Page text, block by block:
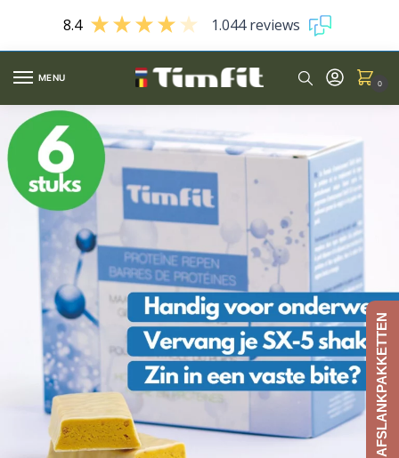
8.4 1.044 reviews
MENU
0
AFSLANKPAKKETTEN